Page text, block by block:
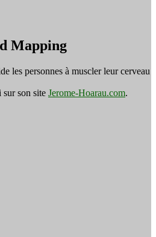
Mapping
les personnes à muscler leur cerveau
son site Jerome-Hoarau.com.